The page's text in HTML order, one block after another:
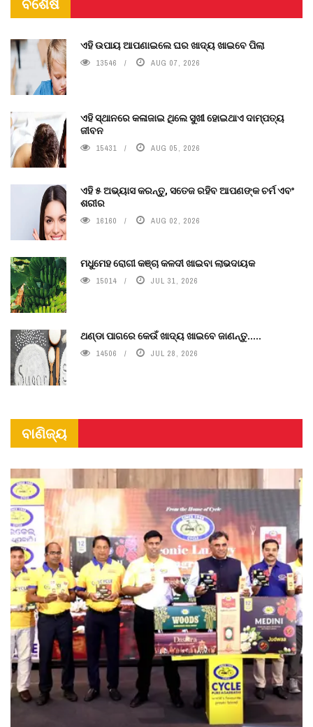
ବିଶେଷ
ଏହି ଉପାୟ ଆପଣାଇଲେ ଘର ଖାଦ୍ୟ ଖାଇବେ ପିଲା
13546 AUG 07, 2026
ଏହି ସ୍ଥାନରେ କଳାଜାଇ ଥିଲେ ସୁଖୀ ହୋଇଥାଏ ଦାମ୍ପତ୍ୟ
ଜୀବନ
15431 AUG 05, 2026
ଏହି ୫ ଅଭ୍ୟାସ କରନ୍ତୁ, ସତେଜ ରହିବ ଆପଣଙ୍କ ଚର୍ମ ଏବଂ
ଶରୀର
16160 AUG 02, 2026
ମଧୁମେହ ରୋଗୀ କଞ୍ଚା କଳଦୀ ଖାଇବା ଲାଭଦାୟକ
15014 JUL 31, 2026
ଥଣ୍ଡା ପାଗରେ କେଉଁ ଖାଦ୍ୟ ଖାଇବେ ଜାଣନ୍ତୁ.....
14506 JUL 28, 2026
ବାଣିଜ୍ୟ